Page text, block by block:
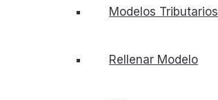
Modelos Tributarios
Rellenar Modelo